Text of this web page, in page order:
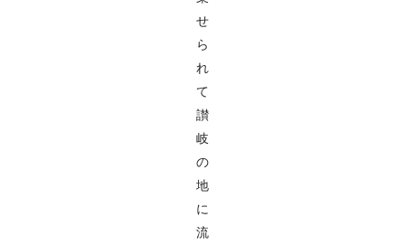
せ
ら
れ
て
讃
岐
の
地
に
流